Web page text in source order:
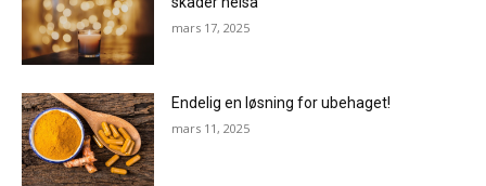
mars 17, 2025
Endelig en løsning for ubehaget!
mars 11, 2025